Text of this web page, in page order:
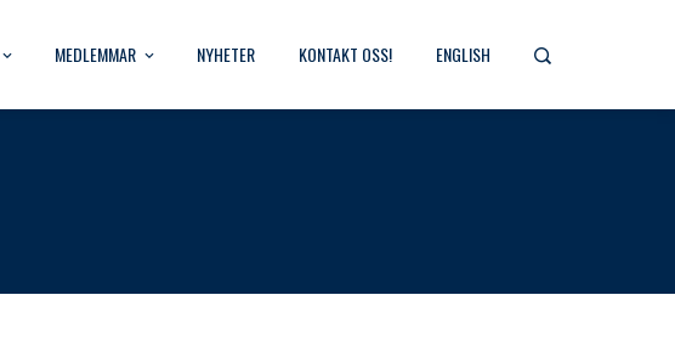
MEDLEMMAR NYHETER KONTAKT OSS! ENGLISH